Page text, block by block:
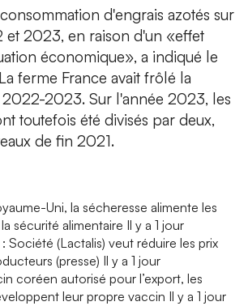
d'engrais azotés sur
et 2023, en raison d'un «effet
économique», a indiqué le
ferme France avait frôlé la
2023. Sur l'année 2023, les
toutefois été divisés par deux,
de fin 2021.
Uni, la sécheresse alimente les
sécurité alimentaire Il y a 1 jour
Société (Lactalis) veut réduire les prix
(presse) Il y a 1 jour
coréen autorisé pour l’export, les
leur propre vaccin Il y a 1 jour